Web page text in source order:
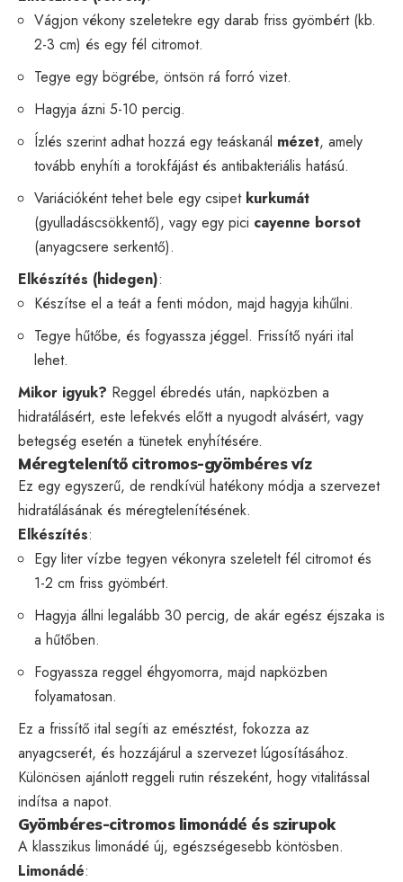
Vágjon vékony szeletekre egy darab friss gyömbért (kb.
2-3 cm) és egy fél citromot.
Tegye egy bögrébe, öntsön rá forró vizet.
Hagyja ázni 5-10 percig.
Ízlés szerint adhat hozzá egy teáskanál mézet, amely
tovább enyhíti a torokfájást és antibakteriális hatású.
Variációként tehet bele egy csipet kurkumát
(gyulladáscsökkentő), vagy egy pici cayenne borsot
(anyagcsere serkentő).
Elkészítés (hidegen):
Készítse el a teát a fenti módon, majd hagyja kihűlni.
Tegye hűtőbe, és fogyassza jéggel. Frissítő nyári ital
lehet.
Mikor igyuk? Reggel ébredés után, napközben a
hidratálásért, este lefekvés előtt a nyugodt alvásért, vagy
betegség esetén a tünetek enyhítésére.
Méregtelenítő citromos-gyömbéres víz
Ez egy egyszerű, de rendkívül hatékony módja a szervezet
hidratálásának és méregtelenítésének.
Elkészítés:
Egy liter vízbe tegyen vékonyra szeletelt fél citromot és
1-2 cm friss gyömbért.
Hagyja állni legalább 30 percig, de akár egész éjszaka is
a hűtőben.
Fogyassza reggel éhgyomorra, majd napközben
folyamatosan.
Ez a frissítő ital segíti az emésztést, fokozza az
anyagcserét, és hozzájárul a szervezet lúgosításához.
Különösen ajánlott reggeli rutin részeként, hogy vitalitással
indítsa a napot.
Gyömbéres-citromos limonádé és szirupok
A klasszikus limonádé új, egészségesebb köntösben.
Limonádé: